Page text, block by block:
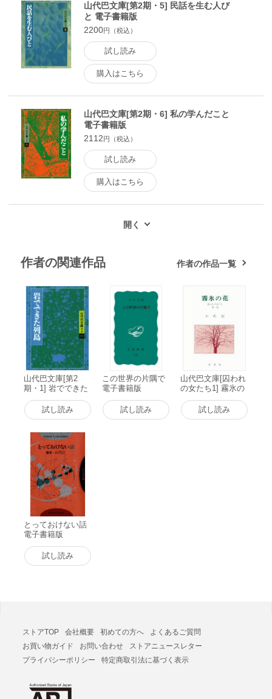
山代巴文庫[第2期・5] 民話を生む人び
と 電子書籍版
2200円（税込）
試し読み
購入はこちら
山代巴文庫[第2期・6] 私の学んだこと
電子書籍版
2112円（税込）
試し読み
購入はこちら
作者の関連作品 作者の作品一覧
山代巴文庫[第2
期・1] 岩でできた
列島 電子書籍版
試し読み
この世界の片隅で
電子書籍版
試し読み
山代巴文庫[囚われ
の女たち1] 霧氷の
花 電子書籍版
試し読み
とっておけない話
電子書籍版
試し読み
ストアTOP 会社概要 初めての方へ
よくあるご質問
お買い物ガイド
お問い合わせ
ストアニュースレター
プライバシーポリシー
特定商取引法に基づく表示